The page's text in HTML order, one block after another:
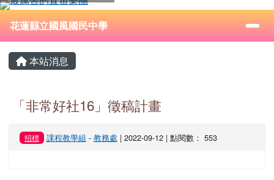
跳至主內容區
花蓮縣立國風國民中學
⏸
導覽列
花蓮縣立國風國民中學
主內容區域
本站消息
「非常好社16」徵稿計畫
招標 課程教學組 - 教務處 | 2022-09-12 | 點閱數： 553
頁尾區域